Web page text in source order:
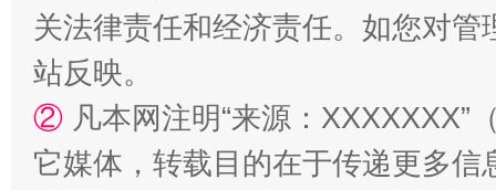
站台名比不上好声名
关法律责任和经济责任。如您对
站反映。
② 凡本网注明“来源：
它媒体，转载目的在于传递更多